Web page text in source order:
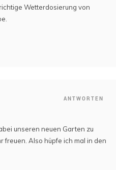
Wetterdosierung von
ANTWORTEN
unseren neuen Garten zu
freuen. Also hüpfe ich mal in den